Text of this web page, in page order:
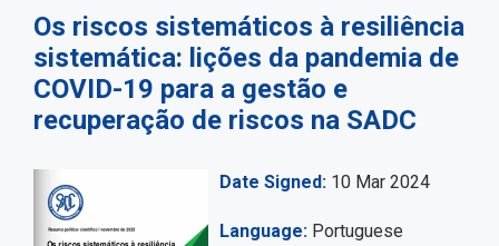
Os riscos sistemáticos à resiliência
sistemática: lições da pandemia de
COVID-19 para a gestão e
recuperação de riscos na SADC
Date Signed 10 Mar 2024
Language Portuguese